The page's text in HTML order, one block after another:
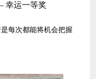
幸运一等奖
每次都能将机会把握